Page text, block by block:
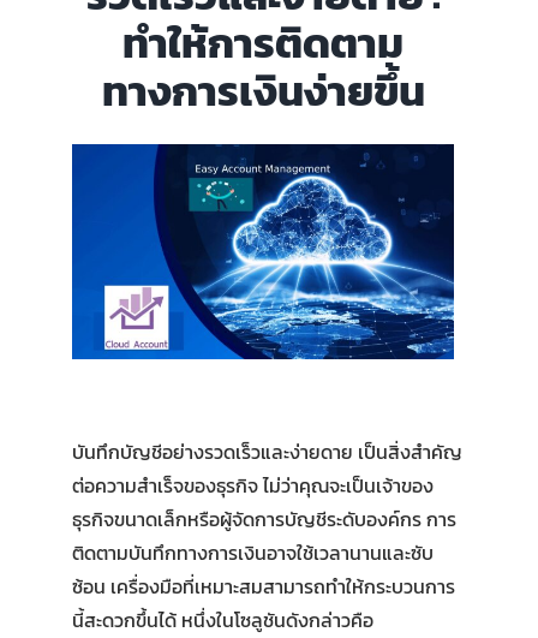
สมัครใช้บริการ
ทำให้การติดตาม
ทางการเงินง่ายขึ้น
บันทึกบัญชีอย่างรวดเร็วและง่ายดาย เป็นสิ่งสำคัญ
ต่อความสำเร็จของธุรกิจ ไม่ว่าคุณจะเป็นเจ้าของ
ธุรกิจขนาดเล็กหรือผู้จัดการบัญชีระดับองค์กร การ
ติดตามบันทึกทางการเงินอาจใช้เวลานานและซับ
ซ้อน เครื่องมือที่เหมาะสมสามารถทำให้กระบวนการ
นี้สะดวกขึ้นได้ หนึ่งในโซลูชันดังกล่าวคือ